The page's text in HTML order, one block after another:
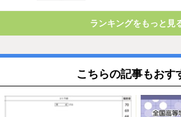
ランキングをもっと見
こちらの記事もおす